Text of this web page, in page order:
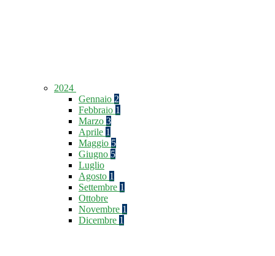
2024
Gennaio 2
Febbraio 1
Marzo 3
Aprile 1
Maggio 5
Giugno 5
Luglio
Agosto 1
Settembre 1
Ottobre
Novembre 1
Dicembre 1